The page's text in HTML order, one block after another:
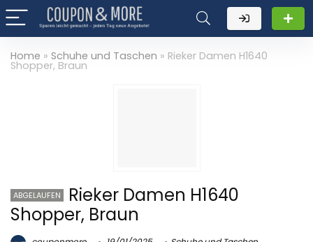
Home » Schuhe und Taschen » Rieker Damen H1640
Shopper, Braun
ABGELAUFEN
Rieker Damen H1640
Shopper, Braun